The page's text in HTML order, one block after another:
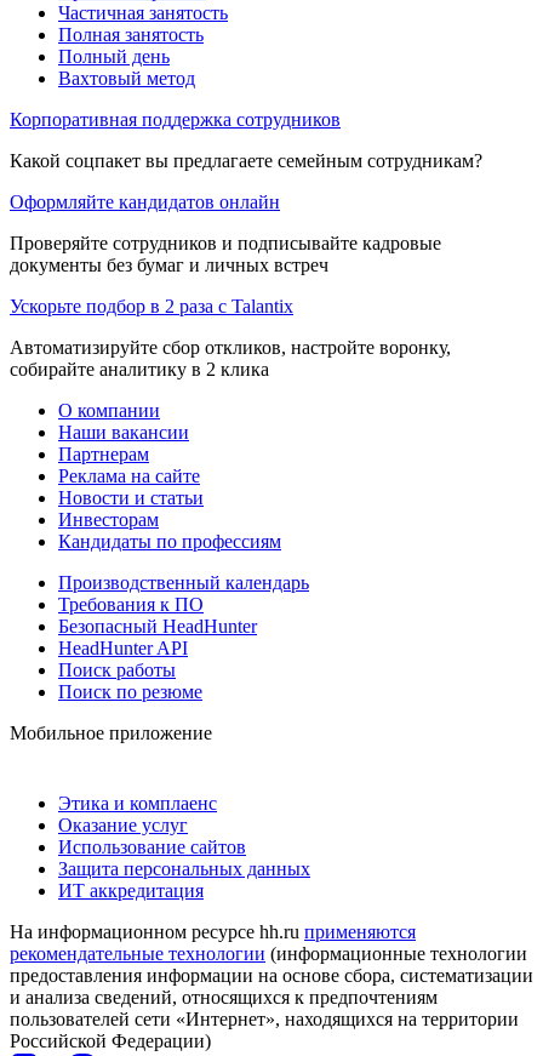
Частичная занятость
Полная занятость
Полный день
Вахтовый метод
Корпоративная поддержка сотрудников
Какой соцпакет вы предлагаете семейным сотрудникам?
Оформляйте кандидатов онлайн
Проверяйте сотрудников и подписывайте кадровые
документы без бумаг и личных встреч
Ускорьте подбор в 2 раза с Talantix
Автоматизируйте сбор откликов, настройте воронку,
собирайте аналитику в 2 клика
О компании
Наши вакансии
Партнерам
Реклама на сайте
Новости и статьи
Инвесторам
Кандидаты по профессиям
Производственный календарь
Требования к ПО
Безопасный HeadHunter
HeadHunter API
Поиск работы
Поиск по резюме
Мобильное приложение
Этика и комплаенс
Оказание услуг
Использование сайтов
Защита персональных данных
ИТ аккредитация
На информационном ресурсе hh.ru применяются
рекомендательные технологии (информационные технологии
предоставления информации на основе сбора, систематизации
и анализа сведений, относящихся к предпочтениям
пользователей сети «Интернет», находящихся на территории
Российской Федерации)